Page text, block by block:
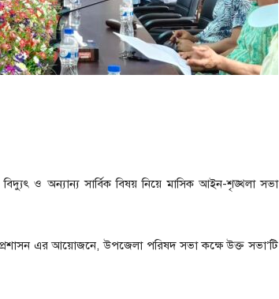
বিদ্যুৎ ও অন্যান্য সার্বিক বিষয় নিয়ে মাসিক আইন-শৃঙ্খলা সভা
এর আয়োজনে, উপজেলা পরিষদ সভা কক্ষে উক্ত সভা’টি